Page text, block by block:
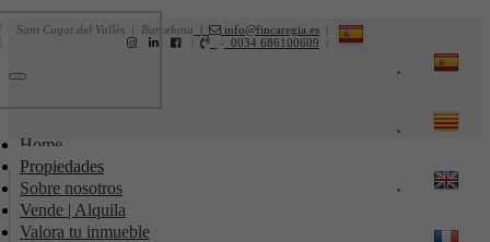
| info@fincaregia.es
Sant Cugat del Vallès | Barcelona
0034 686100609
-
Toggle
Home
Propiedades
Sobre nosotros
Vende | Alquila
Valora tu inmueble